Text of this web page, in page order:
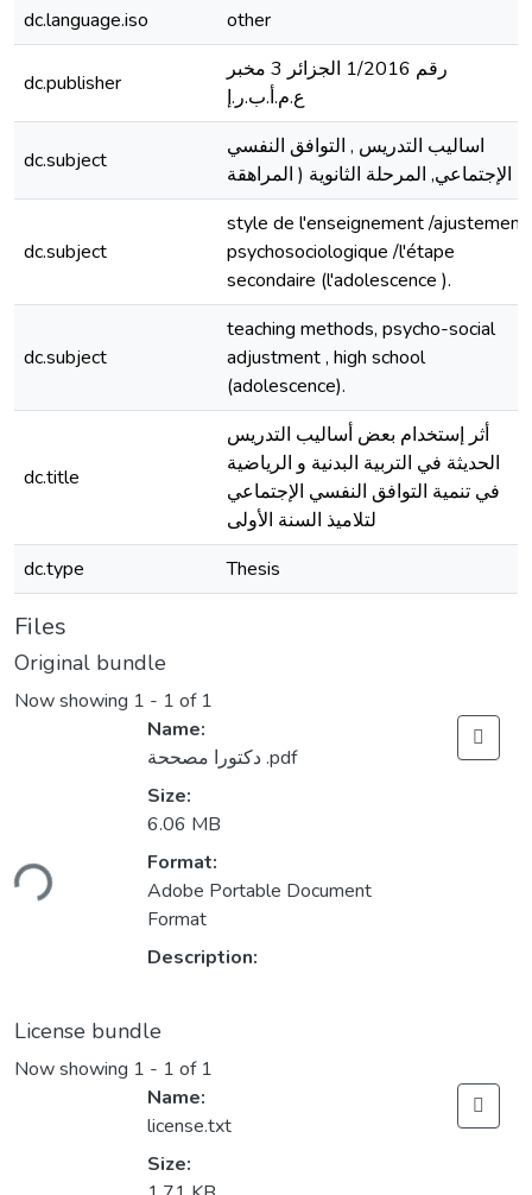
dc.language.iso
other
dc.publisher
رقم 1/2016 الجزائر 3 مخبر
ع.م.أ.ب.ر.إ
dc.subject
اساليب التدريس , التوافق النفسي
الإجتماعي, المرحلة الثانوية ( المراهقة
dc.subject
style de l'enseignement /ajustement
psychosociologique /l'étape
secondaire (l'adolescence ).
dc.subject
teaching methods, psycho-social
adjustment , high school
(adolescence).
dc.title
أثر إستخدام بعض أساليب التدريس
الحديثة في التربية البدنية و الرياضية
في تنمية التوافق النفسي الإجتماعي
لتلاميذ السنة الأولى
dc.type
Thesis
Files
Original bundle
Now showing 1 - 1 of 1
Loading...
Name:
دكتورا مصححة .pdf
Size:
6.06 MB
Format:
Adobe Portable Document
Format
Description:
License bundle
Now showing 1 - 1 of 1
Name:
license.txt
Size: